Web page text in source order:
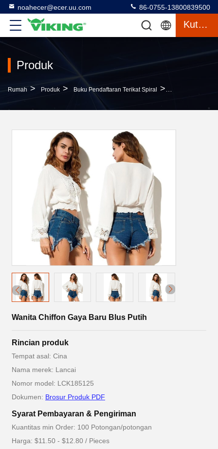
noahecer@ecer.uu.com 86-0755-13800839500
Kutipan
Produk
Rumah > Produk > Buku Pendaftaran Terikat Spiral >
Wanita Chiffon Gaya Baru Blus Putih
Rincian produk
Tempat asal: Cina
Nama merek: Lancai
Nomor model: LCK185125
Dokumen: Brosur Produk PDF
Syarat Pembayaran & Pengiriman
Kuantitas min Order: 100 Potongan/potongan
Harga: $11.50 - $12.80 / Pieces